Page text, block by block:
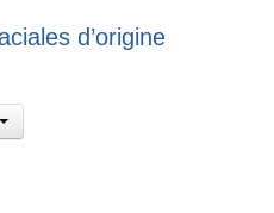
d’origine